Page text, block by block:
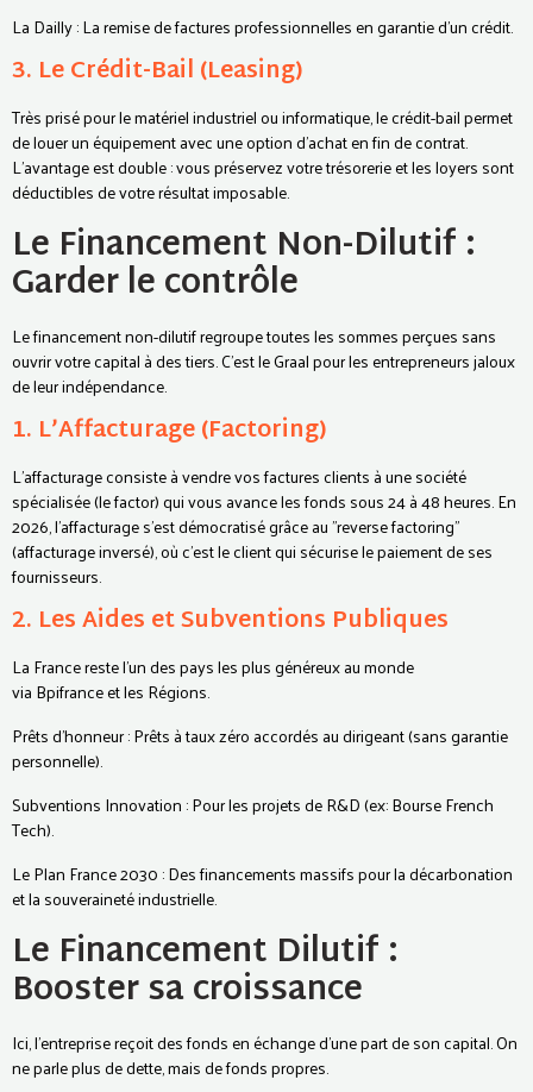
La Dailly : La remise de factures professionnelles en garantie d'un crédit.
3. Le Crédit-Bail (Leasing)
Très prisé pour le matériel industriel ou informatique, le crédit-bail permet
de louer un équipement avec une option d'achat en fin de contrat.
L'avantage est double : vous préservez votre trésorerie et les loyers sont
déductibles de votre résultat imposable.
Le Financement Non-Dilutif :
Garder le contrôle
Le financement non-dilutif regroupe toutes les sommes perçues sans
ouvrir votre capital à des tiers. C'est le Graal pour les entrepreneurs jaloux
de leur indépendance.
1. L’Affacturage (Factoring)
L'affacturage consiste à vendre vos factures clients à une société
spécialisée (le factor) qui vous avance les fonds sous 24 à 48 heures. En
2026, l'affacturage s'est démocratisé grâce au "reverse factoring"
(affacturage inversé), où c'est le client qui sécurise le paiement de ses
fournisseurs.
2. Les Aides et Subventions Publiques
La France reste l'un des pays les plus généreux au monde
via Bpifrance et les Régions.
Prêts d’honneur : Prêts à taux zéro accordés au dirigeant (sans garantie
personnelle).
Subventions Innovation : Pour les projets de R&D (ex: Bourse French
Tech).
Le Plan France 2030 : Des financements massifs pour la décarbonation
et la souveraineté industrielle.
Le Financement Dilutif :
Booster sa croissance
Ici, l'entreprise reçoit des fonds en échange d'une part de son capital. On
ne parle plus de dette, mais de fonds propres.